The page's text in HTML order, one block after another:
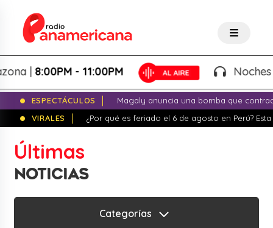
|8:00PM - 11:00PM Noches de
ESPECTÁCULOS
Magaly anuncia una bomba que
VIRALES
¿Por qué es feriado el 6 de agosto en Perú?
Últimas
NOTICIAS
Categorías